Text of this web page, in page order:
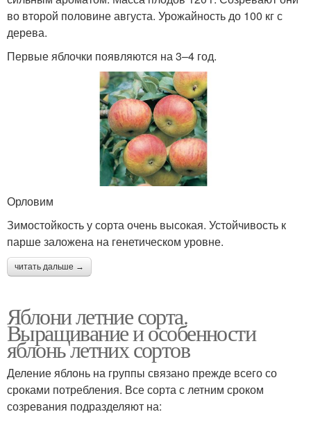
во второй половине августа. Урожайность до 100 кг с
дерева.
Первые яблочки появляются на 3–4 год.
Орловим
Зимостойкость у сорта очень высокая. Устойчивость к
парше заложена на генетическом уровне.
читать дальше →
Яблони летние сорта.
Выращивание и особенности
яблонь летних сортов
Деление яблонь на группы связано прежде всего со
сроками потребления. Все сорта с летним сроком
созревания подразделяют на: